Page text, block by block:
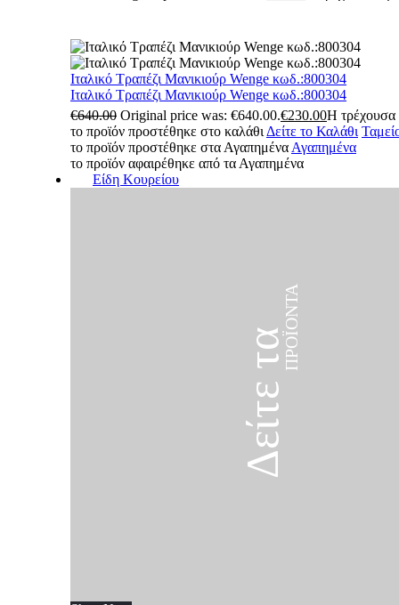
Ιταλικό Τραπέζι Μανικιούρ Wenge κωδ.:800304
Ιταλικό Τραπέζι Μανικιούρ Wenge κωδ.:800304
€640.00 Original price was: €640.00.€230.00Η τρέχουσα
το προϊόν προστέθηκε στο καλάθι Δείτε το Καλάθι
το προϊόν προστέθηκε στα Αγαπημένα Αγαπημένα
το προϊόν αφαιρέθηκε από τα Αγαπημένα
Είδη Κουρείου
Δείτε ταΠΡΟΪΌΝΤΑ